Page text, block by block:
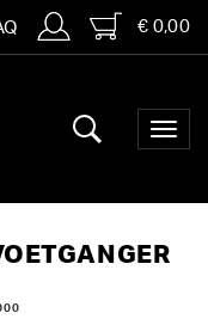
€ 0,00